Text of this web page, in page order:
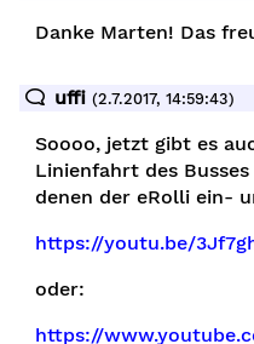
Danke Marten! Das
uffi (2.7.2017, 14:59:43)
Soooo, jetzt gibt es
Linienfahrt des
denen der eRolli ein-
https://youtu.be/
oder:
https://